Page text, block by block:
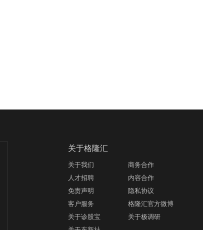
关于格隆汇
关于我们
商务合作
人才招聘
内容合作
免责声明
隐私协议
客户服务
格隆汇官方微博
关于诊股宝
关于极调研
关于东新社